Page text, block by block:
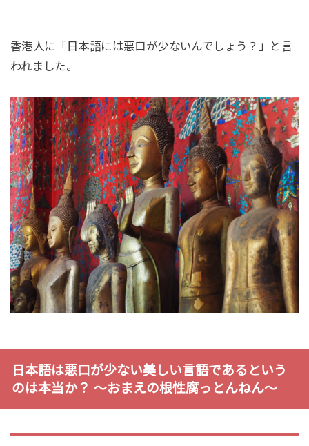
香港人に「日本語には悪口が少ないんでしょう？」と言
われました。
日本語は悪口が少ない美しい言語であるという
のは本当か？ 〜おまえの根性腐っとんねん〜